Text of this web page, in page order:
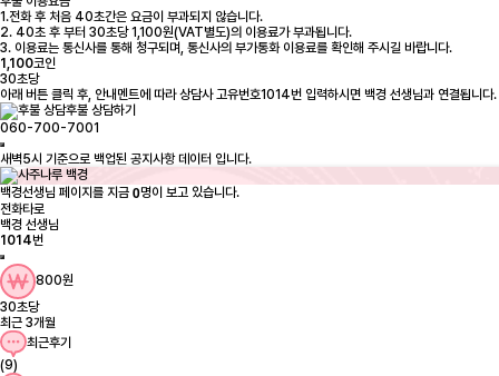
1.전화 후 처음 40초간은 요금이 부과되지 않습니다.
2. 40초 후 부터 30초당 1,100원(VAT별도)의 이용료가 부과됩니다.
3. 이용료는 통신사를 통해 청구되며, 통신사의 부가통화 이용료를 확인해 주시길 바랍니다.
1,100코인
30초당
아래 버튼 클릭 후, 안내멘트에 따라 상담사 고유번호1014번 입력하시면 백경 선생님과 연결됩니다.
후불 상담하기
060-700-7001
백경선생님 페이지를 지금 0명이 보고 있습니다.
전화타로
백경 선생님
1014번
800원
30초당
최근 3개월
최근후기
(9)